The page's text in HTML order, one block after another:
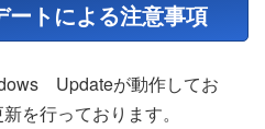
トによる注意事項
Updateが動作してお
を行っております。